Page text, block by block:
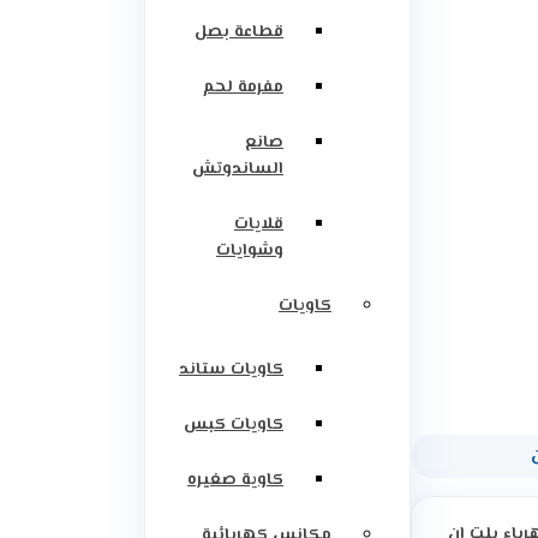
قطاعة بصل
مفرمة لحم
صانع
الساندوتش
قلايات
وشوايات
كاويات
كاويات ستاند
كاويات كبس
كاوية صغيره